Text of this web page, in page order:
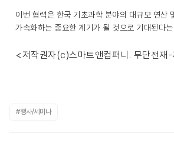
이번 협력은 한국 기초과학 분야의 대규모 연산
가속화하는 중요한 계기가 될 것으로 기대된다
<저작권자(c)스마트앤컴퍼니. 무단전재
#행사/세미나